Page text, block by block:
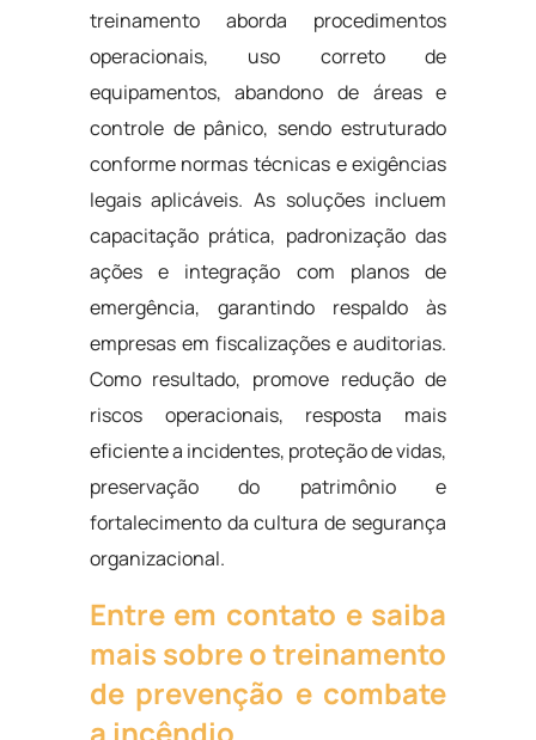
treinamento aborda procedimentos
operacionais, uso correto de
equipamentos, abandono de áreas e
controle de pânico, sendo estruturado
conforme normas técnicas e exigências
legais aplicáveis. As soluções incluem
capacitação prática, padronização das
ações e integração com planos de
emergência, garantindo respaldo às
empresas em fiscalizações e auditorias.
Como resultado, promove redução de
riscos operacionais, resposta mais
eficiente a incidentes, proteção de vidas,
preservação do patrimônio e
fortalecimento da cultura de segurança
organizacional.
Entre em contato e saiba
mais sobre o treinamento
de prevenção e combate